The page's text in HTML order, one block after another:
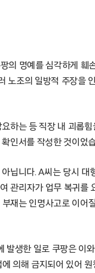
의 명예를 심각하게 훼
노조의 일방적 주장을
하는 등 직장 내 괴롭
인서를 작성한 것이었
닙니다. A씨는 당시 대
관리자가 업무 복귀를
재는 인명사고로 이어
발생한 일로 쿠팡은 이
의해 금지되어 있어